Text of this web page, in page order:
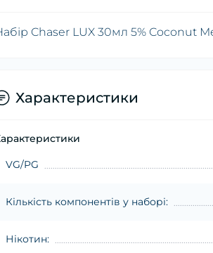
Chaser LUX 30мл 5% Coconut
Характеристики
VG/PG
Кількість компонентів у наборі:
Нікотин: